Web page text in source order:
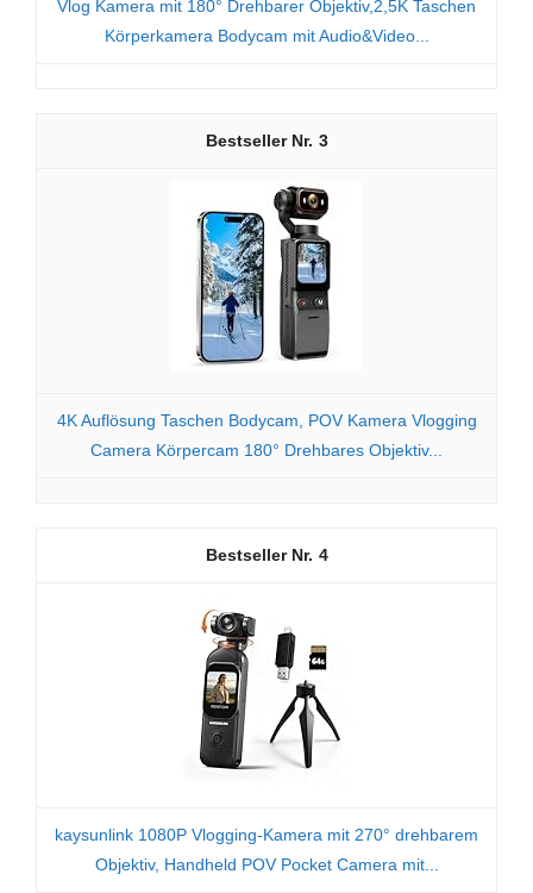
Vlog Kamera mit 180° Drehbarer Objektiv,2,5K Taschen
Körperkamera Bodycam mit Audio&Video...
3
4K Auflösung Taschen Bodycam, POV Kamera Vlogging
Camera Körpercam 180° Drehbares Objektiv...
4
kaysunlink 1080P Vlogging-Kamera mit 270° drehbarem
Objektiv, Handheld POV Pocket Camera mit...